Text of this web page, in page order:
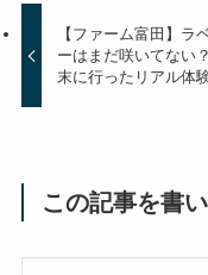
【ファーム富田】ラ
ーはまだ咲いてない
末に行ったリアル体
この記事を書